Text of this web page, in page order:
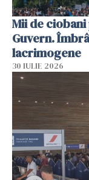
Mii de ciobani
Guvern.
lacrimogene
30 IULIE 2026